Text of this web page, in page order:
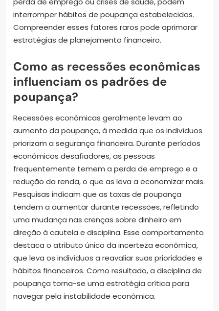
interromper hábitos de poupança estabelecidos.
Compreender esses fatores raros pode aprimorar
estratégias de planejamento financeiro.
Como as recessões econômicas
influenciam os padrões de
poupança?
Recessões econômicas geralmente levam ao
aumento da poupança, à medida que os indivíduos
priorizam a segurança financeira. Durante períodos
econômicos desafiadores, as pessoas
frequentemente temem a perda de emprego e a
redução da renda, o que as leva a economizar mais.
Pesquisas indicam que as taxas de poupança
tendem a aumentar durante recessões, refletindo
uma mudança nas crenças sobre dinheiro em
direção à cautela e disciplina. Esse comportamento
destaca o atributo único da incerteza econômica,
que leva os indivíduos a reavaliar suas prioridades e
hábitos financeiros. Como resultado, a disciplina de
poupança torna-se uma estratégia crítica para
navegar pela instabilidade econômica.